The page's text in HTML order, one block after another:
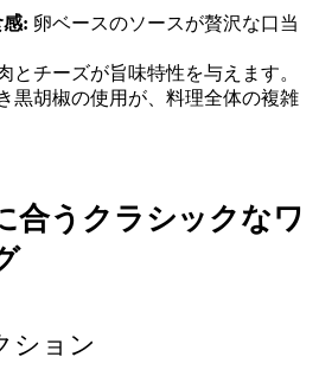
: 卵ベースのソースが贅沢な口当
とチーズが旨味特性を与えます。
黒胡椒の使用が、料理全体の複雑
合うクラシックなワ
ション